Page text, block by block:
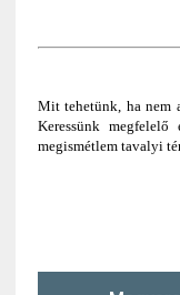
Mit tehetünk, ha nem
Keressünk
megismétlem tavalyi